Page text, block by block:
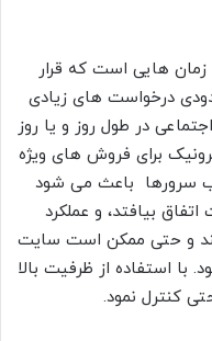
زمان هایی است که قرار
درخواست های زیادی
در طول روز و یا روز
برای فروش های ويژه
وب سرورها باعث می شود
بیافتد، و عملکرد
و حتی ممکن است سایت
با استفاده از ظرفیت بالا